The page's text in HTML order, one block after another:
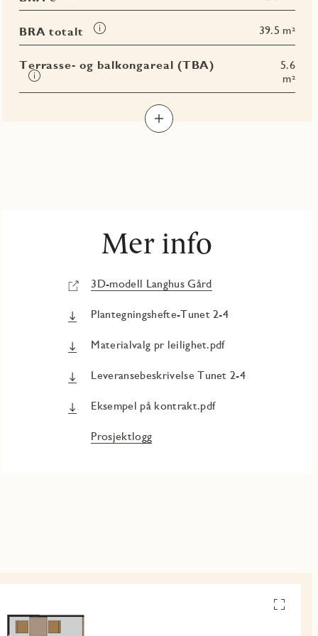
imer
BRA-
e
BRA totalt
Les
mer
BRA
39.5 m²
Terrasse- og balkongareal (TBA)
Les
mer
5.6
m²
Mer info
3D-modell Langhus Gård
Plantegningshefte-Tunet 2-4
Materialvalg pr leilighet.pdf
Leveransebeskrivelse Tunet 2-4
Eksempel på kontrakt.pdf
Prosjektlogg
Se